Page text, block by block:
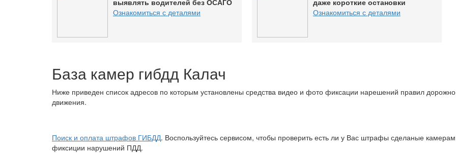
выявлять водителей без ОСАГО
Ознакомиться с деталями
даже короткие остановки
Ознакомиться с деталями
База камер гибдд Калач
Ниже приведен список адресов по которым установлены средства видео и фото фиксации нарешений правил
движения.
Поиск и оплата штрафов ГИБДД. Воспользуйтесь сервисом, чтобы проверить есть ли у Вас штрафы сделаные
фиксиции нарушений ПДД.